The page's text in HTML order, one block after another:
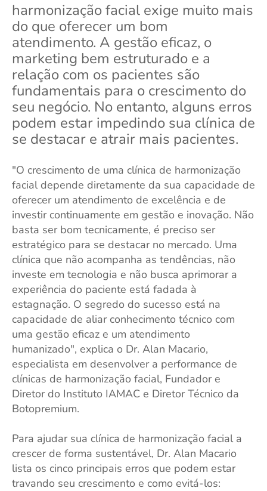
harmonização facial exige muito mais
do que oferecer um bom
atendimento. A gestão eficaz, o
marketing bem estruturado e a
relação com os pacientes são
fundamentais para o crescimento do
seu negócio. No entanto, alguns erros
podem estar impedindo sua clínica de
se destacar e atrair mais pacientes.
"O crescimento de uma clínica de harmonização
facial depende diretamente da sua capacidade de
oferecer um atendimento de excelência e de
investir continuamente em gestão e inovação. Não
basta ser bom tecnicamente, é preciso ser
estratégico para se destacar no mercado. Uma
clínica que não acompanha as tendências, não
investe em tecnologia e não busca aprimorar a
experiência do paciente está fadada à
estagnação. O segredo do sucesso está na
capacidade de aliar conhecimento técnico com
uma gestão eficaz e um atendimento
humanizado", explica o Dr. Alan Macario,
especialista em desenvolver a performance de
clínicas de harmonização facial, Fundador e
Diretor do Instituto IAMAC e Diretor Técnico da
Botopremium.
Para ajudar sua clínica de harmonização facial a
crescer de forma sustentável, Dr. Alan Macario
lista os cinco principais erros que podem estar
travando seu crescimento e como evitá-los: